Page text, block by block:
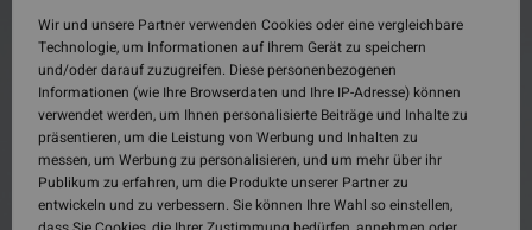
Wir und unsere Partner verwenden Cookies oder eine vergleichbare
Technologie, um Informationen auf Ihrem Gerät zu speichern
und/oder darauf zuzugreifen. Diese personenbezogenen
Informationen (wie Ihre Browserdaten und Ihre IP-Adresse) können
verwendet werden, um Ihnen personalisierte Beiträge und Inhalte zu
präsentieren, um die Leistung von Werbung und Inhalten zu
messen, um Werbung zu personalisieren, und um mehr über ihr
Publikum zu erfahren, um die Produkte unserer Partner zu
entwickeln und zu verbessern. Sie können Ihre Wahl so einstellen,